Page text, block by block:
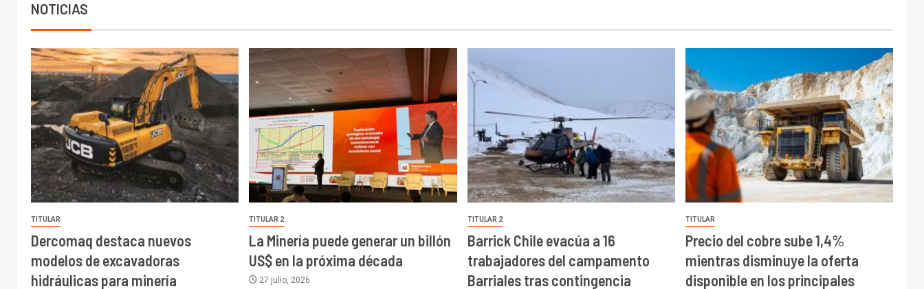
NOTICIAS
TITULAR
Dercomaq destaca nuevos
modelos de excavadoras
hidráulicas para minería
TITULAR 2
La Minería puede generar un billón
US$ en la próxima década
27 julio, 2026
TITULAR 2
Barrick Chile evacúa a 16
trabajadores del campamento
Barriales tras contingencia
TITULAR
Precio del cobre sube 1,4%
mientras disminuye la oferta
disponible en los principales